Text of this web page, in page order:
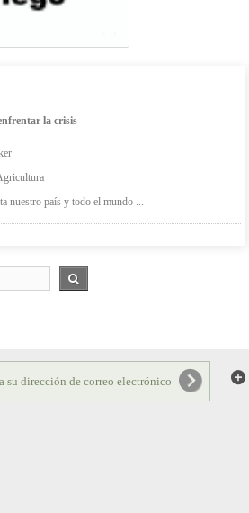
la crisis
nuestro país y todo el mundo ...